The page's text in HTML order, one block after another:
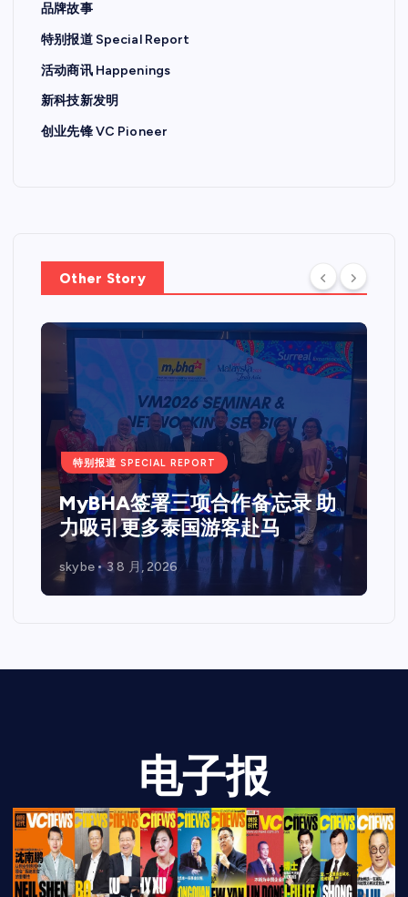
品牌故事
特别报道 Special Report
活动商讯 Happenings
新科技新发明
创业先锋 VC Pioneer
Other Story
特别报道 SPECIAL REPORT
Web 3.0 + IPO Summit吉隆坡
站圆满落幕国际重量级嘉宾齐聚
马来西亚 共探Web3、资本市场
与企业未来发展新机遇
skybe 7 7 月, 2026
电子报